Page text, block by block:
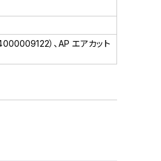
）、AP エアカット